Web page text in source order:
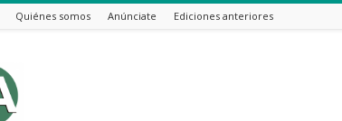
Quiénes somos Anúnciate Ediciones anteriores